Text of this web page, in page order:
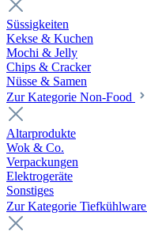
Süssigkeiten
Kekse & Kuchen
Mochi & Jelly
Chips & Cracker
Nüsse & Samen
Zur Kategorie Non-Food
Altarprodukte
Wok & Co.
Verpackungen
Elektrogeräte
Sonstiges
Zur Kategorie Tiefkühlware